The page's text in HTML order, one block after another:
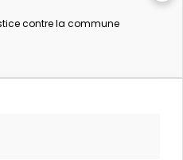
de litres d'eau pour
dollars.
de l'environnement du
contre la commune